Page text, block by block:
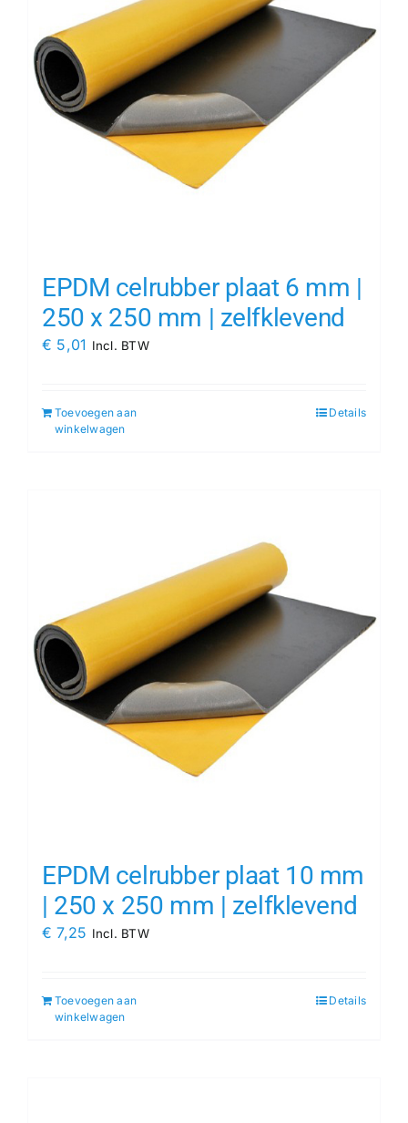
EPDM celrubber plaat 6 mm |
250 x 250 mm | zelfklevend
€ 5,01 Incl. BTW
Toevoegen aan
winkelwagen
Details
EPDM celrubber plaat 10 mm
| 250 x 250 mm | zelfklevend
€ 7,25 Incl. BTW
Toevoegen aan
winkelwagen
Details